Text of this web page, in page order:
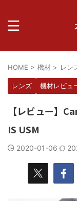
HOME > 機材 > レン
レンズ 機材レビュ
【レビュー】
IS USM
2020-01-06